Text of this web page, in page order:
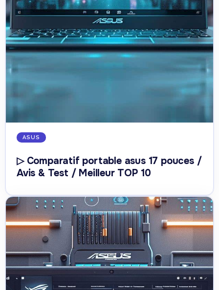
ASUS
▷ Comparatif portable asus 17 pouces /
Avis & Test / Meilleur TOP 10